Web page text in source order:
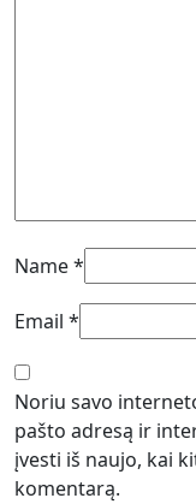
Name*
Email *
Noriu savo
pašto adresą ir
įvesti iš naujo, kai
komentarą.